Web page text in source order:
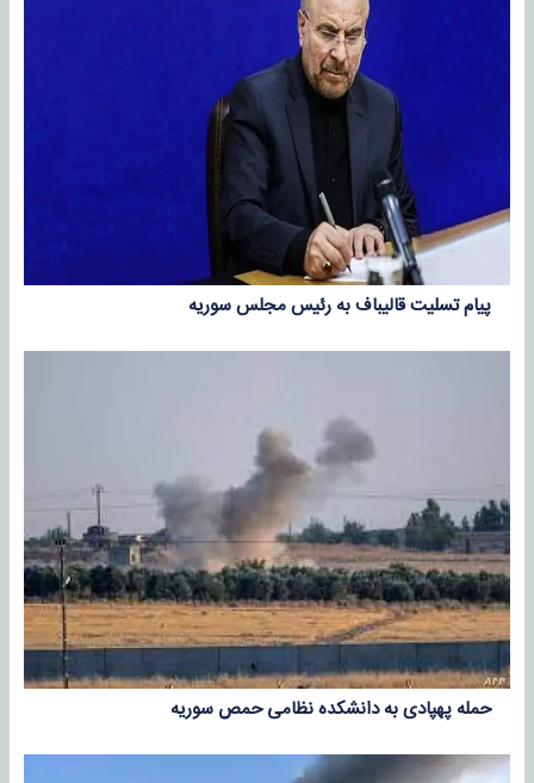
پیام تسلیت قالیباف به رئیس مجلس سوریه
حمله پهپادی به دانشکده نظامی حمص سوریه